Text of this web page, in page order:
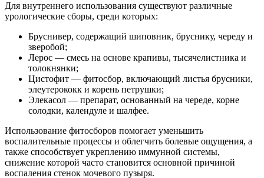
Для внутреннего использования существуют различные
урологические сборы, среди которых:
Бруснивер, содержащий шиповник, бруснику, череду и
зверобой;
Лерос — смесь на основе крапивы, тысячелистника и
толокнянки;
Цистофит — фитосбор, включающий листья брусники,
элеутерококк и корень петрушки;
Элекасол — препарат, основанный на череде, корне
солодки, календуле и шалфее.
Использование фитосборов помогает уменьшить
воспалительные процессы и облегчить болевые ощущения, а
также способствует укреплению иммунной системы,
снижение которой часто становится основной причиной
воспаления стенок мочевого пузыря.